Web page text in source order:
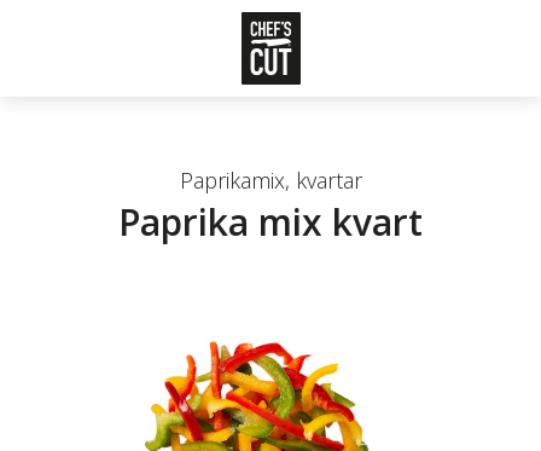
Paprikamix, kvartar
Paprika mix kvart